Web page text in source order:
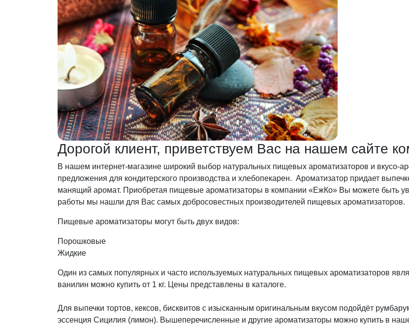
Дорогой клиент, приветствуем Вас на нашем сайте
В нашем интернет-магазине широкий выбор натуральных пищевых ароматизаторов и вкусо-
предложения для кондитерского производства и хлебопекарен. Ароматизатор придает
манящий аромат. Приобретая пищевые ароматизаторы в компании «ЕжКо» Вы можете быть
работы мы нашли для Вас самых добросовестных производителей пищевых ароматизаторов.
Пищевые ароматизаторы могут быть двух видов:
Порошковые
Жидкие
Один из самых популярных и часто используемых натуральных пищевых ароматизаторов
ванилин можно купить от 1 кг. Цены представлены в каталоге.
Для выпечки тортов, кексов, бисквитов с изысканным оригинальным вкусом подойдёт
эссенция Сицилия (лимон). Вышеперечисленные и другие ароматизаторы можно купить в